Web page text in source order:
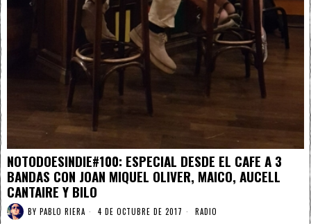
NOTODOESINDIE#100: ESPECIAL DESDE EL CAFE A 3
BANDAS CON JOAN MIQUEL OLIVER, MAICO, AUCELL
CANTAIRE Y BILO
BY PABLO RIERA 4 DE OCTUBRE DE 2017 RADIO